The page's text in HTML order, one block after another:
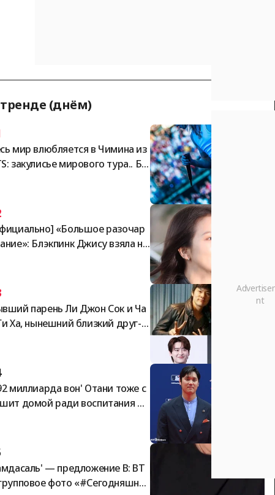
(днём)
мир влюбляется в Чимина из
закулисье мирового тура.. Бл
«Большое разочар
Блэкпинк Джису взяла на
парень Ли Джон Сок и Ча
Ха, нынешний близкий друг-м
[StarNews]
миллиарда вон' Отани тоже с
домой ради воспитания де
500 миллионов вон для семьи
на его скромность
— предложение В: BT
фото «#Сегодняшни